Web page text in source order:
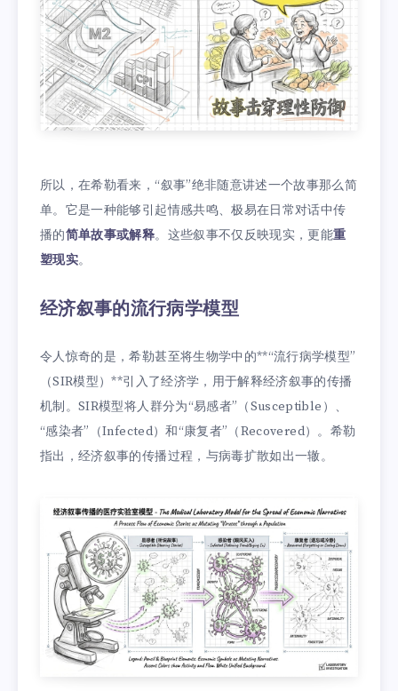
所以，在希勒看来，“叙事”绝非随意讲述一个故事那么简
单。它是一种能够引起情感共鸣、极易在日常对话中传
播的简单故事或解释。这些叙事不仅反映现实，更能重
塑现实。
经济叙事的流行病学模型
令人惊奇的是，希勒甚至将生物学中的**“流行病学模型”
（SIR模型）**引入了经济学，用于解释经济叙事的传播
机制。SIR模型将人群分为“易感者”（Susceptible）、
“感染者”（Infected）和“康复者”（Recovered）。希勒
指出，经济叙事的传播过程，与病毒扩散如出一辙。